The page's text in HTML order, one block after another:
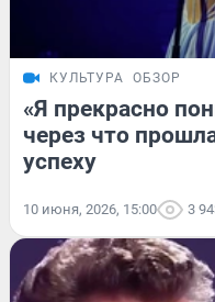
КУЛЬТУРА ОБЗОР
«Я прекрасно
через что
успеху
10 июня, 2026, 15:00 3